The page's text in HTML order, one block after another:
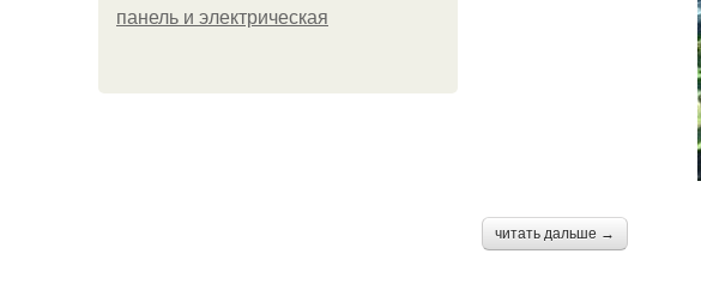
панель и электрическая
Наполнение в умных
читать дальше →